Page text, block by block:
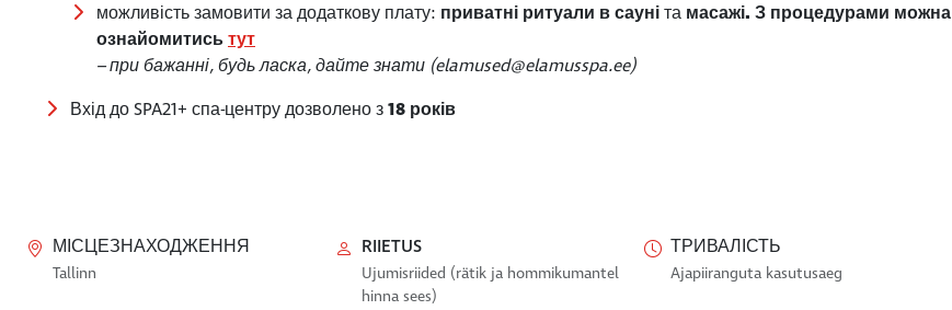
можливість замовити за додаткову плату: приватні ритуали в сауніта масажі. З процедурами можна
ознайомитисьтут
– при бажанні, будь ласка, дайте знати (elamused@elamusspa.ee)
Вхід до SPA21+ спа-центру дозволено з18 років
МІСЦЕЗНАХОДЖЕННЯ
Tallinn
RIIETUS
Ujumisriided (rätik ja hommikumantel
hinna sees)
ТРИВАЛІСТЬ
Ajapiiranguta kasutusaeg